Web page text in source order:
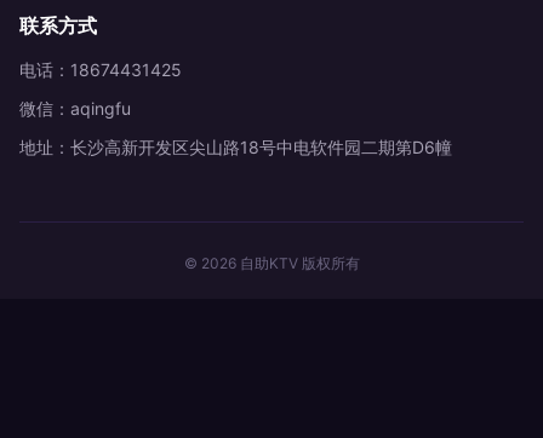
联系方式
电话：18674431425
微信：aqingfu
地址：长沙高新开发区尖山路18号中电软件园二期第D6幢
© 2026 自助KTV 版权所有